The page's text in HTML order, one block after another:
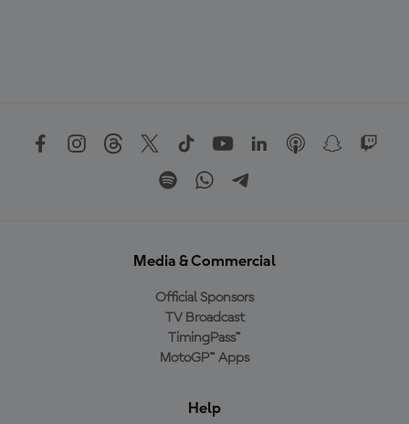
Media & Commercial
Official Sponsors
TV Broadcast
TimingPass™
MotoGP™ Apps
Help